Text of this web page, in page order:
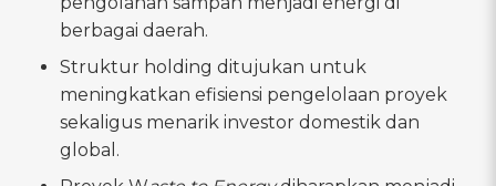
berbagai daerah.
Struktur holding ditujukan untuk
meningkatkan efisiensi pengelolaan proyek
sekaligus menarik investor domestik dan
global.